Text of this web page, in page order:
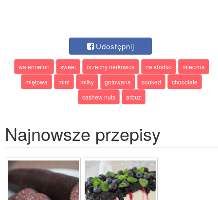
Udostępnij
watermelon sweet orzechy nerkowca na słodko
mleczna
miętowa
mint milky gotowana cooked
chocolate
cashew nuts
arbuz
Najnowsze przepisy